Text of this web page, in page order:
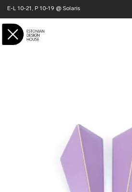
E-L 10-21, P 10-19 @ Solaris